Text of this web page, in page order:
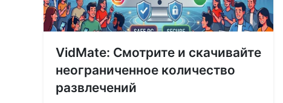
VidMate: Смотрите и скачивайте
неограниченное количество
развлечений